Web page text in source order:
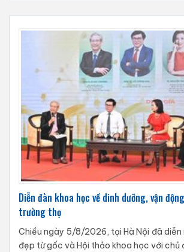
Diễn đàn khoa học về dinh dưỡng, vận
trường thọ
Chiều ngày 5/8/2026, tại Hà Nội đã diễn
đẹp từ gốc và Hội thảo khoa học với chủ